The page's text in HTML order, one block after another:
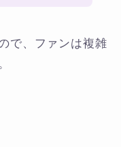
で、ファンは複雑